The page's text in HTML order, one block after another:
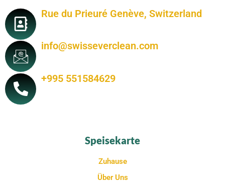
Rue du Prieuré Genève, Switzerland
info@swisseverclean.com
+995 551584629
Speisekarte
Zuhause
Über Uns